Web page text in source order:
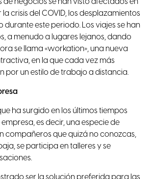
de negocios se han visto afectados en
crisis del COVID, los desplazamientos
durante este periodo. Los viajes se han
a menudo a lugares lejanos, dando
se llama «workation», una nueva
en la que cada vez más
por un estilo de trabajo a distancia.
ha surgido en los últimos tiempos
es decir, una especie de
compañeros que quizá no conozcas,
se participa en talleres y se